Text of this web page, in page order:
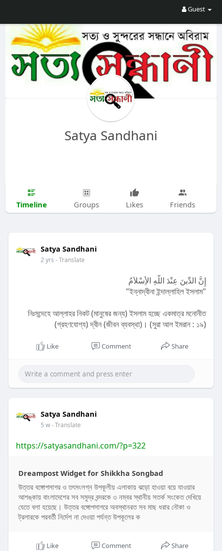
Guest
Satya Sandhani
Timeline Groups Likes Friends
Satya Sandhani
2 yrs - Translate
إِنَّ الدِّينَ عِنْدَ اللَّهِ الأِسْلاَمُ
"ইন্নাদ্বীনা ইন্দাল্লাহিল ইসলাম"
নিঃসন্দেহে আল্লাহর নিকট (মানুষের জন্য) ইসলাম হচ্ছে একমাত্র মনোনীত
(গ্রহণযোগ্য) দ্বীন (জীবন ব্যবস্থা)। (সুরা আল ইমরান : ১৯)
Like Comment Share
Satya Sandhani
5 w- Translate
https://satyasandhani.com/?p=322
Dreampost Widget for Shikkha Songbad
উত্তর বঙ্গোপসাগর ও তৎসংলগ্ন উপকূলীয় এলাকায় ঝড়ো হাওয়া বয়ে যাওয়ার
আশঙ্কায় বাংলাদেশের সব সমুদ্র বন্দরকে ৩ নম্বর স্থানীয় সতর্ক সংকেত দেখিয়ে
যেতে বলা হয়েছে। উত্তর বঙ্গোপসাগরে অবস্থানরত সব মাছ ধরার নৌকা ও
ট্রলারকে পরবর্তী নির্দেশ না দেওয়া পর্যন্ত উপকূলের ক
Like Comment Share